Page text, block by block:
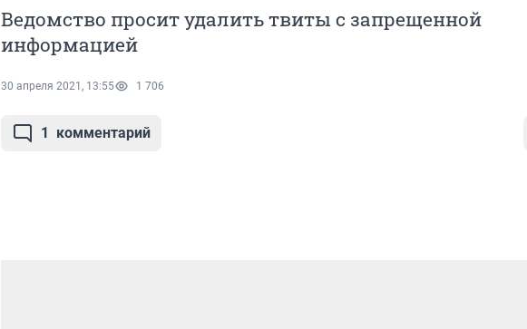
Ведомство просит удалить твиты с запрещенной
информацией
30 апреля 2021, 13:55 1 706
1 комментарий